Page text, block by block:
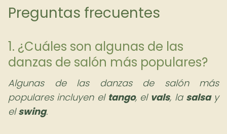
Preguntas frecuentes
1. ¿Cuáles son algunas de las
danzas de salón más populares?
Algunas de las danzas de salón más
populares incluyen el tango, el vals, la salsay
elswing.